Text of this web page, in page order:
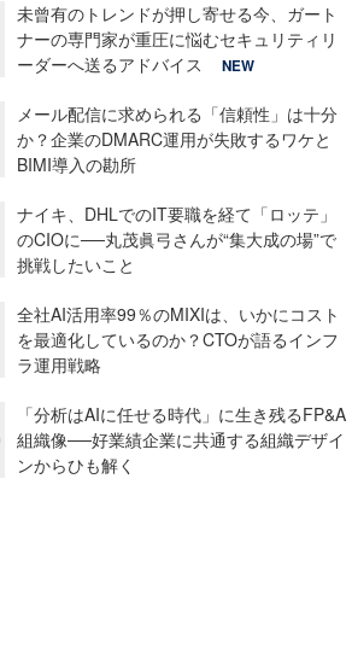
未曾有のトレンドが押し寄せる今、ガート
ナーの専門家が重圧に悩むセキュリティリ
ーダーへ送るアドバイス
NEW
メール配信に求められる「信頼性」は十分
か？企業のDMARC運用が失敗するワケと
BIMI導入の勘所
ナイキ、DHLでのIT要職を経て「ロッテ」
のCIOに──丸茂眞弓さんが“集大成の場”で
挑戦したいこと
全社AI活用率99％のMIXIは、いかにコスト
を最適化しているのか？CTOが語るインフ
ラ運用戦略
「分析はAIに任せる時代」に生き残るFP&A
組織像──好業績企業に共通する組織デザイ
ンからひも解く